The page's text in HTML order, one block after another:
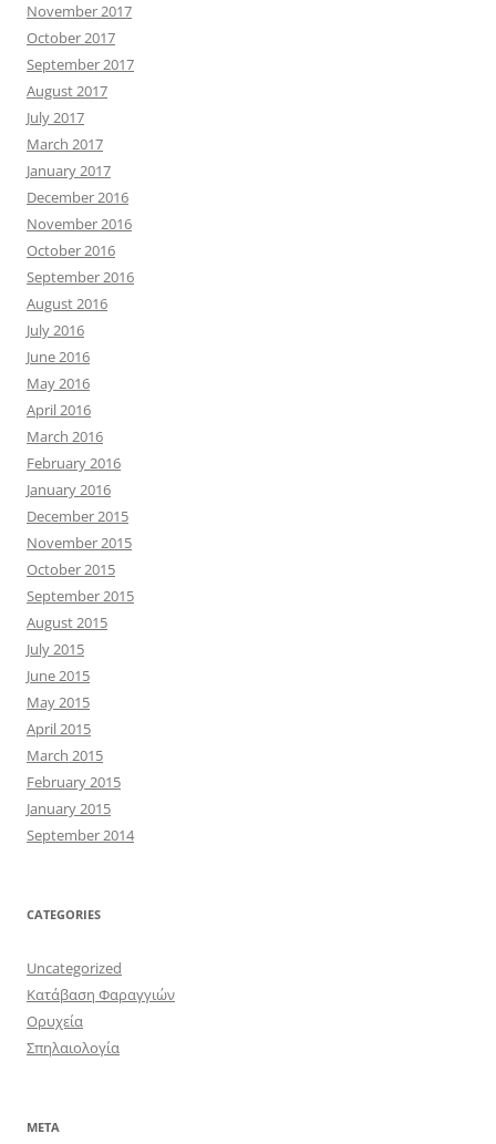
November 2017
October 2017
September 2017
August 2017
July 2017
March 2017
January 2017
December 2016
November 2016
October 2016
September 2016
August 2016
July 2016
June 2016
May 2016
April 2016
March 2016
February 2016
January 2016
December 2015
November 2015
October 2015
September 2015
August 2015
July 2015
June 2015
May 2015
April 2015
March 2015
February 2015
January 2015
September 2014
CATEGORIES
Uncategorized
Κατάβαση Φαραγγιών
Ορυχεία
Σπηλαιολογία
META